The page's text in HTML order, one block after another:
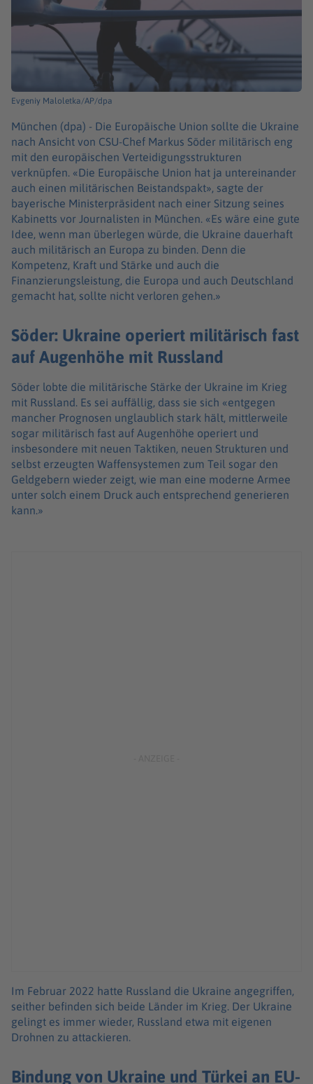
Evgeniy Maloletka/AP/dpa
München (dpa) - Die Europäische Union sollte die Ukraine
nach Ansicht von CSU-Chef Markus Söder militärisch eng
mit den europäischen Verteidigungsstrukturen
verknüpfen. «Die Europäische Union hat ja untereinander
auch einen militärischen Beistandspakt», sagte der
bayerische Ministerpräsident nach einer Sitzung seines
Kabinetts vor Journalisten in München. «Es wäre eine gute
Idee, wenn man überlegen würde, die Ukraine dauerhaft
auch militärisch an Europa zu binden. Denn die
Kompetenz, Kraft und Stärke und auch die
Finanzierungsleistung, die Europa und auch Deutschland
gemacht hat, sollte nicht verloren gehen.»
Söder: Ukraine operiert militärisch fast
auf Augenhöhe mit Russland
Söder lobte die militärische Stärke der Ukraine im Krieg
mit Russland. Es sei auffällig, dass sie sich «entgegen
mancher Prognosen unglaublich stark hält, mittlerweile
sogar militärisch fast auf Augenhöhe operiert und
insbesondere mit neuen Taktiken, neuen Strukturen und
selbst erzeugten Waffensystemen zum Teil sogar den
Geldgebern wieder zeigt, wie man eine moderne Armee
unter solch einem Druck auch entsprechend generieren
kann.»
Im Februar 2022 hatte Russland die Ukraine angegriffen,
seither befinden sich beide Länder im Krieg. Der Ukraine
gelingt es immer wieder, Russland etwa mit eigenen
Drohnen zu attackieren.
Bindung von Ukraine und Türkei an EU-